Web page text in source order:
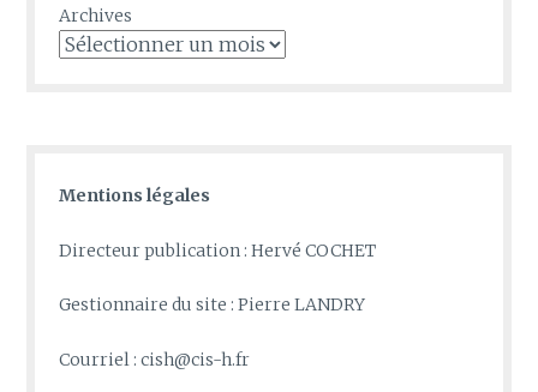
Archives
Mentions légales
Directeur publication : Hervé COCHET
Gestionnaire du site : Pierre LANDRY
Courriel : cish@cis-h.fr